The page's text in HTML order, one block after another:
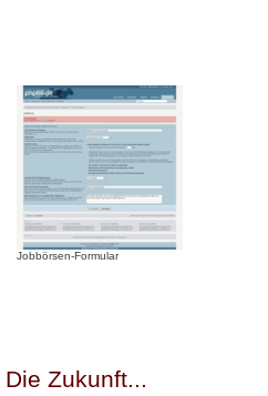
Jobbörsen-Formular
Die Zukunft...